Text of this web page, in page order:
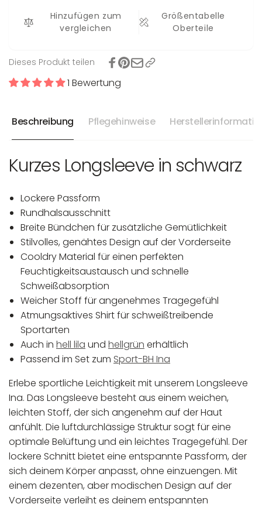
Hinzufügen zum
vergleichen
Größentabelle
Oberteile
Dieses Produkt teilen
1 Bewertung
Beschreibung Pflegehinweise
Kurzes Longsleeve in schwarz
Lockere Passform
Rundhalsausschnitt
Breite Bündchen für zusätzliche Gemütlichkeit
Stilvolles, genähtes Design auf der Vorderseite
Cooldry Material für einen perfekten
Feuchtigkeitsaustausch und schnelle
Schweißabsorption
Weicher Stoff für angenehmes Tragegefühl
Atmungsaktives Shirt für schweißtreibende
Sportarten
Auch in hell lila und hellgrün erhältlich
Passend im Set zum Sport-BH Ina
Erlebe sportliche Leichtigkeit mit unserem Longsleeve
Ina. Das Longsleeve besteht aus einem weichen,
leichten Stoff, der sich angenehm auf der Haut
anfühlt. Die luftdurchlässige Struktur sogt für eine
optimale Belüftung und ein leichtes Tragegefühl. Der
lockere Schnitt bietet eine entspannte Passform, der
sich deinem Körper anpasst, ohne einzuengen. Mit
einem dezenten, aber modischen Design auf der
Vorderseite verleiht es deinem entspannten